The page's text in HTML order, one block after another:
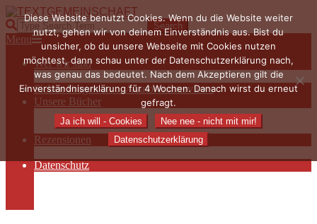
Skip
to
content
TEXTGEMEINSCHAFT
Search
Primary
Navigation
Menu
Menu
Wer wir sind
Die Hauptakteurinnen
Sieben Fragen an… / Autoreninterviews
Unsere Bücher
Autorenservices
Autorenprofile
Rezensionen
Datenschutz
Diese Website benutzt Cookies. Wenn du die Website weiter
nutzt, gehen wir von deinem Einverständnis aus. Bist du
unsicher, ob du unsere Webseite mit Cookies nutzen
möchtest, dann schau unter der Datenschutzerklärung nach,
was genau das bedeutet. Nach dem Akzeptieren gilt die
Einverständniserklärung für 4 Wochen. Danach wirst du erneut
gefragt.
Ja ich will - Cookies
Nee nee - nicht mit mir!
Datenschutzerklärung